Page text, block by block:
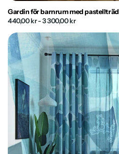
Gardin för barnrum med pastellträd
440,00 kr- 3 300,00 kr